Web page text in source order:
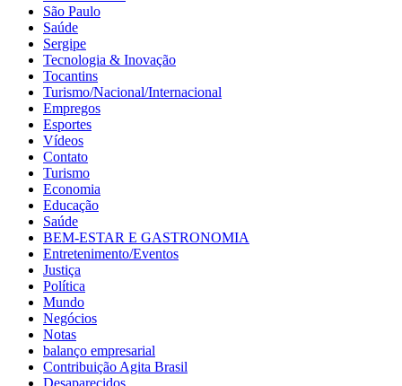
São Paulo
Saúde
Sergipe
Tecnologia & Inovação
Tocantins
Turismo/Nacional/Internacional
Empregos
Esportes
Vídeos
Contato
Turismo
Economia
Educação
Saúde
BEM-ESTAR E GASTRONOMIA
Entretenimento/Eventos
Justiça
Política
Mundo
Negócios
Notas
balanço empresarial
Contribuição Agita Brasil